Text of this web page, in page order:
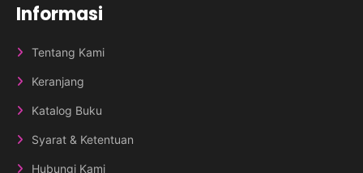
Informasi
Tentang Kami
Keranjang
Katalog Buku
Syarat & Ketentuan
Hubungi Kami